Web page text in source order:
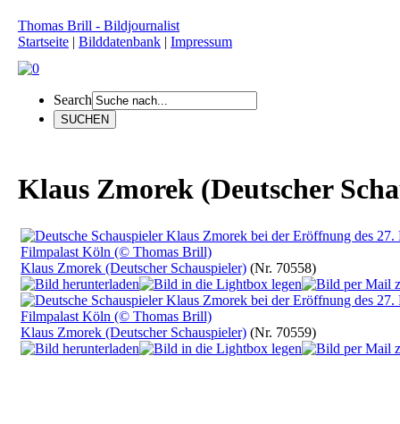
Thomas Brill - Bildjournalist
Startseite | Bilddatenbank | Impressum
Search
Klaus Zmorek (Deutscher
Klaus Zmorek (Deutscher Schauspieler) (Nr. 70558)
Klaus Zmorek (Deutscher Schauspieler) (Nr. 70559)